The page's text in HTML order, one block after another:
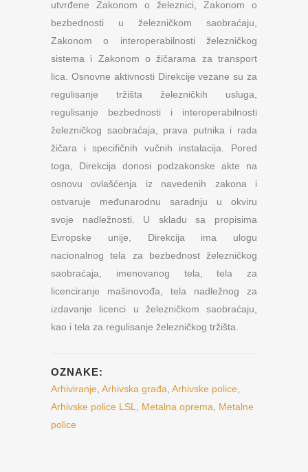
utvrđene Zakonom o železnici, Zakonom o
bezbednosti u železničkom saobraćaju,
Zakonom o interoperabilnosti železničkog
sistema i Zakonom o žičarama za transport
lica. Osnovne aktivnosti Direkcije vezane su za
regulisanje tržišta železničkih usluga,
regulisanje bezbednosti i interoperabilnosti
železničkog saobraćaja, prava putnika i rada
žičara i specifičnih vučnih instalacija. Pored
toga, Direkcija donosi podzakonske akte na
osnovu ovlašćenja iz navedenih zakona i
ostvaruje međunarodnu saradnju u okviru
svoje nadležnosti. U skladu sa propisima
Evropske unije, Direkcija ima ulogu
nacionalnog tela za bezbednost železničkog
saobraćaja, imenovanog tela, tela za
licenciranje mašinovođa, tela nadležnog za
izdavanje licenci u železničkom saobraćaju,
kao i tela za regulisanje železničkog tržišta.
OZNAKE:
Arhiviranje, Arhivska građa, Arhivske police,
Arhivske police LSL, Metalna oprema, Metalne
police